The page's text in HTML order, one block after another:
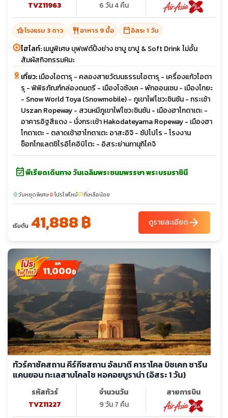
TVZ11963 6 วัน 4 คืน
hotel_classโรงแรม 3 ดาว restaurant อาหาร 9 มื้อ calendar_todayอิสระ 1 วัน
ไฮไลท์:เมนูพิเศษ บุฟเฟต์ปิ้งย่าง ชาบู ขาปู & Soft Drink ไม่อั้น
สัมผัสกิจกรรมหิมะ
เที่ยว:เมืองโอตารุ - คลองสายวัฒนธรรมโอตารุ - เครื่องแก้วโอตา
รุ - พิพิธภัณฑ์กล่องดนตรี - เมืองโจซังเค - พักออนเซน - เมืองโทยะ
- Snow World Toya (Snowmobile) - ภูเขาไฟโชวะชินซัน - กระเช้า
Uszan Ropeway - สวนหมีภูเขาไฟโชวะชินซัน - เมืองฮาโกดาเตะ -
อาคารอิฐสีแดง - นั่งกระเช้า Hakodateyama Ropeway - เมืองฮา
โกดาเตะ - ตลาดเช้าฮาโกดาเตะ อาสะอิจิ - ซัปโปโร - โรงงาน
ช็อกโกแลตชิโรอิโคอิบิโตะ - อิสระย่านทานุกิโคจิ
event_availableพีเรียดเดินทาง วันเฉลิมพระชนมพรรษา พระบรมราชินี
sunnyวันหยุดพิเศษlocal_fire_departmentโปรไฟไหม้confirmation_numberที่เหลือน้อย
เริ่มต้น 41,888 ฿ ดูรายละเอียดarrow_forward
11,000฿
ทัวร์คาซัคสถาน คีร์กีซสถาน อัลมาตี คาราโคล บิชเคก ชารีน
แคนยอน ทะเลสาบโคลไซ หอคอยบูราน่า (อิสระ 1 วัน)
รหัสทัวร์
TVZ11227
จำนวนวัน
9 วัน 7 คืน
สายการบิน